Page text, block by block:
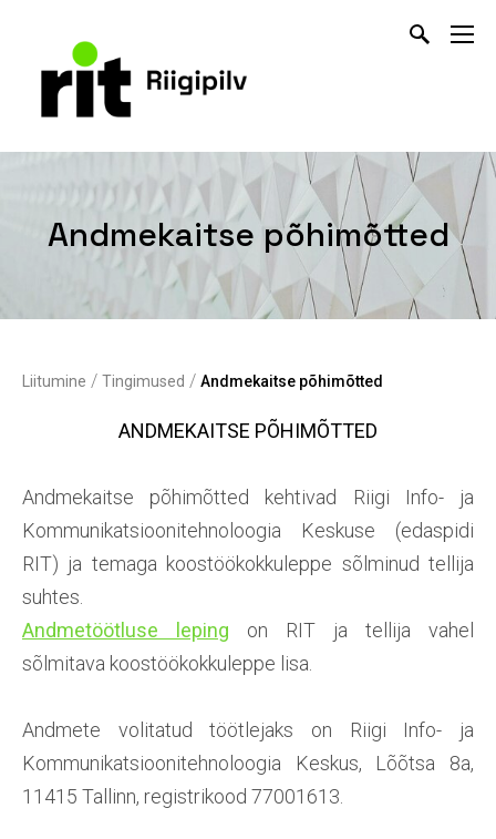
Andmekaitse põhimõtted
Liitumine / Tingimused / Andmekaitse põhimõtted
ANDMEKAITSE PÕHIMÕTTED
Andmekaitse põhimõtted kehtivad Riigi Info- ja
Kommunikatsioonitehnoloogia Keskuse (edaspidi
RIT) ja temaga koostöökokkuleppe sõlminud tellija
suhtes.
Andmetöötluse leping on RIT ja tellija vahel
sõlmitava koostöökokkuleppe lisa.
Andmete volitatud töötlejaks on Riigi Info- ja
Kommunikatsioonitehnoloogia Keskus, Lõõtsa 8a,
11415 Tallinn, registrikood 77001613.